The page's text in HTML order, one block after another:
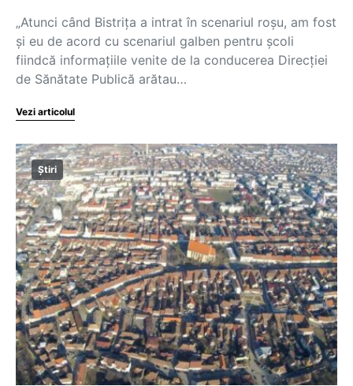
„Atunci când Bistrița a intrat în scenariul roșu, am fost
și eu de acord cu scenariul galben pentru școli
fiindcă informațiile venite de la conducerea Direcției
de Sănătate Publică arătau…
Vezi articolul
Știri